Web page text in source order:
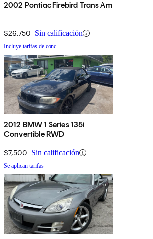
2002 Pontiac Firebird Trans Am
$26,750 Sin calificación
Incluye tarifas de conc.
2012 BMW 1 Series 135i
Convertible RWD
$7,500 Sin calificación
Se aplican tarifas